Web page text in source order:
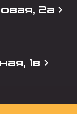
2а
1в